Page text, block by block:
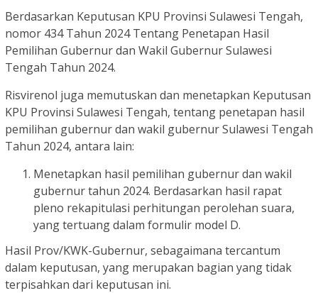
Berdasarkan Keputusan KPU Provinsi Sulawesi Tengah,
nomor 434 Tahun 2024 Tentang Penetapan Hasil
Pemilihan Gubernur dan Wakil Gubernur Sulawesi
Tengah Tahun 2024.
Risvirenol juga memutuskan dan menetapkan Keputusan
KPU Provinsi Sulawesi Tengah, tentang penetapan hasil
pemilihan gubernur dan wakil gubernur Sulawesi Tengah
Tahun 2024, antara lain:
Menetapkan hasil pemilihan gubernur dan wakil
gubernur tahun 2024. Berdasarkan hasil rapat
pleno rekapitulasi perhitungan perolehan suara,
yang tertuang dalam formulir model D.
Hasil Prov/KWK-Gubernur, sebagaimana tercantum
dalam keputusan, yang merupakan bagian yang tidak
terpisahkan dari keputusan ini.